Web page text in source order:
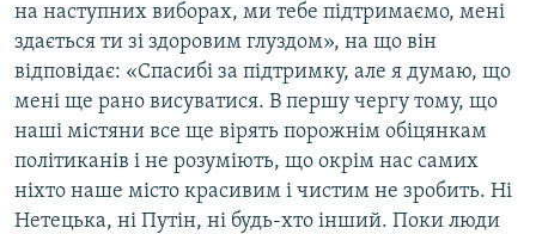
на наступних виборах, ми тебе підтримаємо, мені
здається ти зі здоровим глуздом», на що він
відповідає: «Спасибі за підтримку, але я думаю, що
мені ще рано висуватися. В першу чергу тому, що
наші містяни все ще вірять порожнім обіцянкам
політиканів і не розуміють, що окрім нас самих
ніхто наше місто красивим і чистим не зробить. Ні
Нетецька, ні Путін, ні будь-хто інший. Поки люди